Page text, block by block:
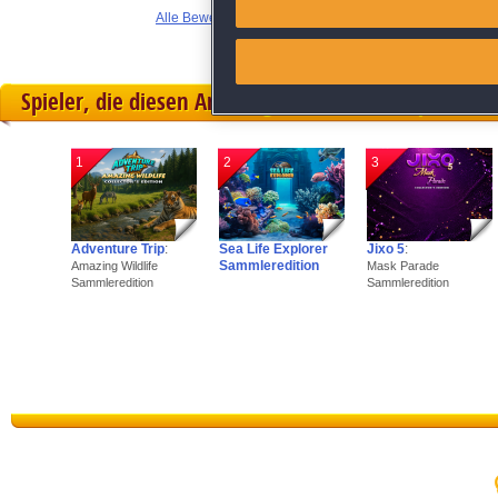
Alle Bewertungen anzeigen
Spieler, die diesen Artikel gekauft haben, spielten
1
Adventure Trip:
Amazing Wildlife
Sammleredition
2
Sea Life Explorer
Sammleredition
3
Jixo 5:
Mask Parade
Sammleredition
Save and communicate